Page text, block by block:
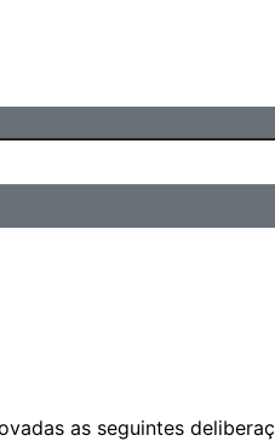
as seguintes